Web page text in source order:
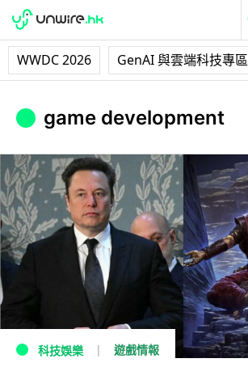
WWDC 2026 GenAI 與雲端科技專區
game development
科技娛樂 遊戲情報